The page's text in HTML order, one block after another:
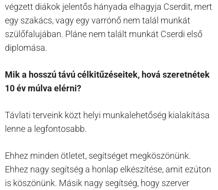
végzett diákok jelentős hányada elhagyja Cserdit, mert
egy szakács, vagy egy varrónő nem talál munkát
szülőfalujában. Pláne nem talált munkát Cserdi első
diplomása.
Mik a hosszú távú célkitűzéseitek, hová szeretnétek
10 év múlva elérni?
Távlati terveink közt helyi munkalehetőség kialakítása
lenne a legfontosabb.
Ehhez minden ötletet, segítséget megköszönünk.
Ehhez nagy segítség a honlap elkészítése, amit ezúton
is köszönünk. Másik nagy segítség, hogy szerver